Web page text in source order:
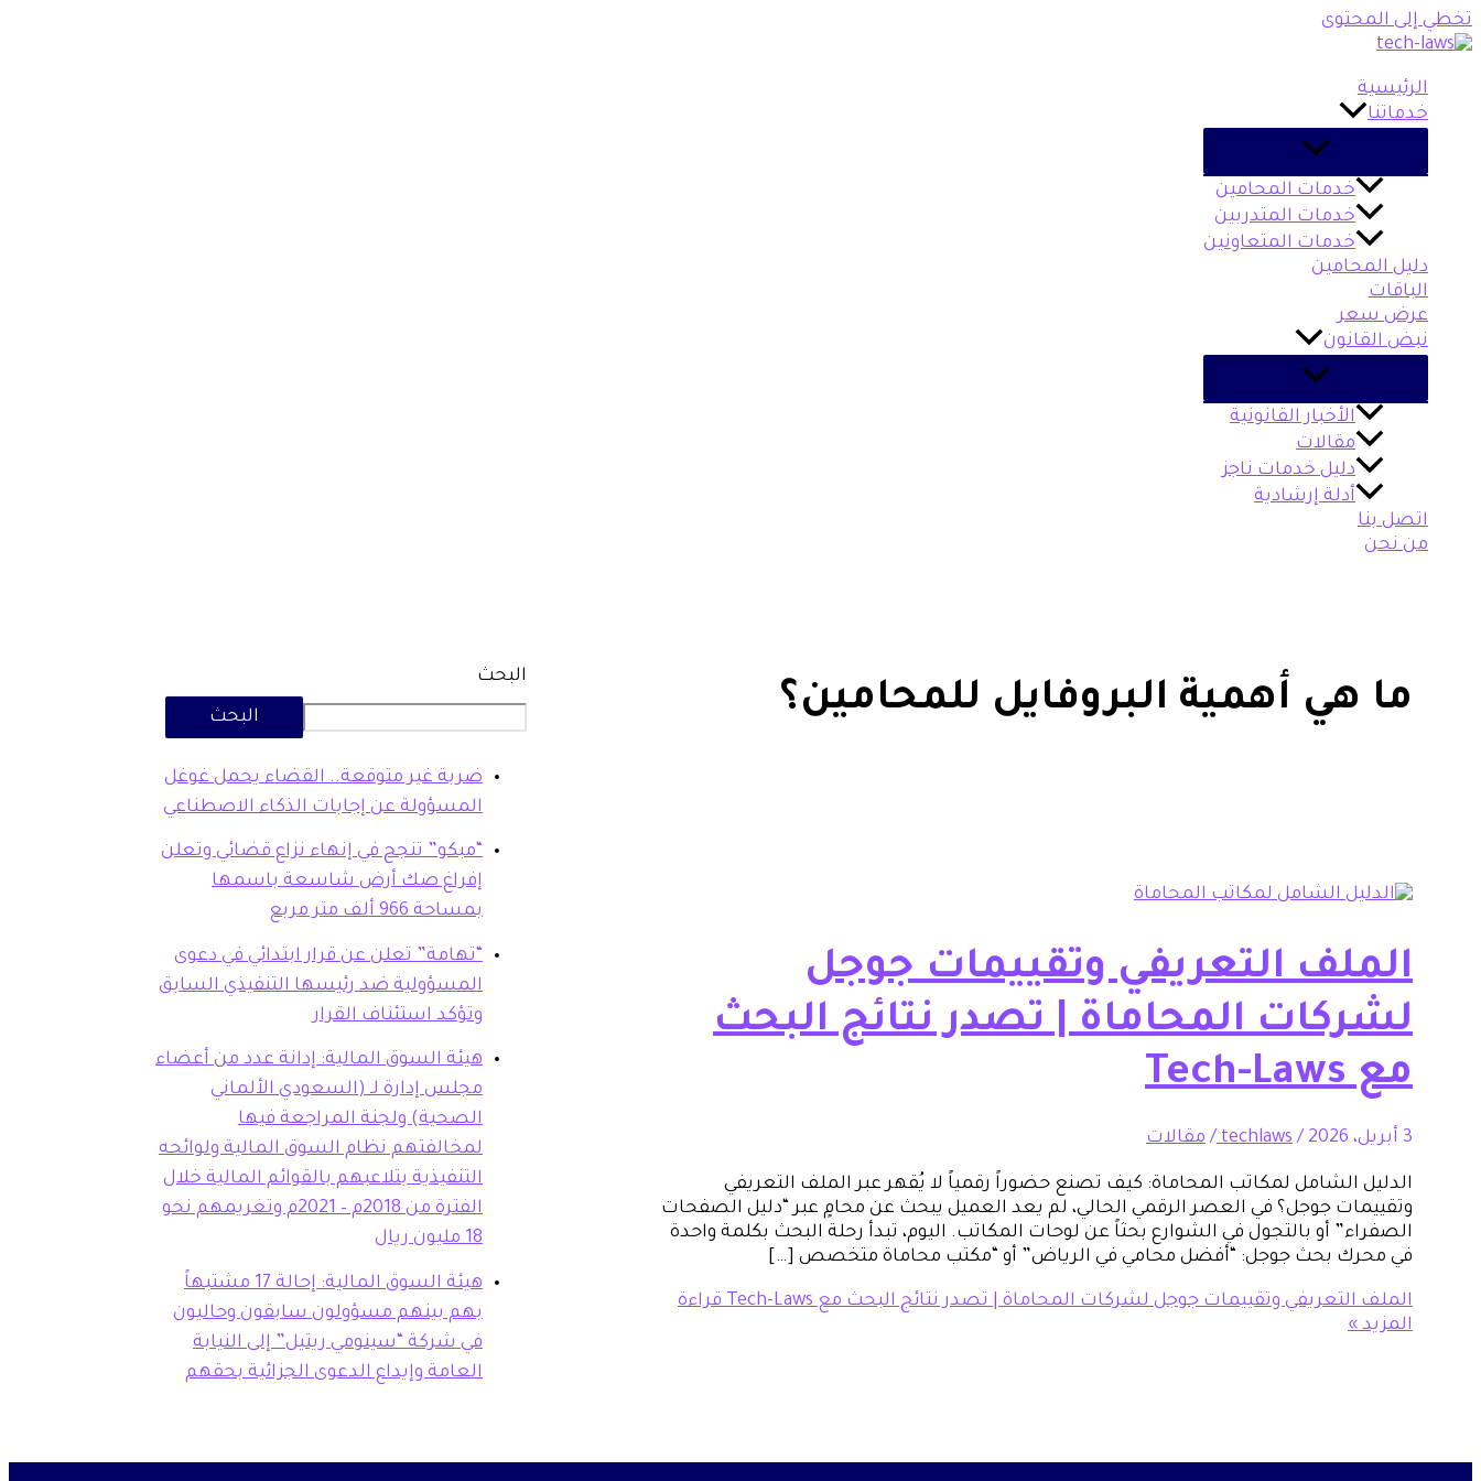
تخطي إلى المحتوى
الرئيسية
خدماتنا
خدمات المحامين
خدمات المتدربين
خدمات المتعاونين
دليل المحامين
الباقات
عرض سعر
نبض القانون
الأخبار القانونية
مقالات
دليل خدمات ناجز
أدلة إرشادية
اتصل بنا
من نحن
ما هي أهمية البروفايل للمحامين؟
الملف التعريفي وتقييمات جوجل
لشركات المحاماة | تصدر نتائج البحث
مع Tech-Laws
3 أبريل، 2026 /
techlaws
/مقالات
الدليل الشامل لمكاتب المحاماة: كيف تصنع حضوراً رقمياً لا يُقهر عبر الملف التعريفي
وتقييمات جوجل؟ في العصر الرقمي الحالي، لم يعد العميل يبحث عن محامٍ عبر “دليل الصفحات
الصفراء” أو بالتجول في الشوارع بحثاً عن لوحات المكاتب. اليوم، تبدأ رحلة البحث بكلمة واحدة
في محرك بحث جوجل: “أفضل محامي في الرياض” أو “مكتب محاماة متخصص […]
الملف التعريفي وتقييمات جوجل لشركات المحاماة | تصدر نتائج البحث مع Tech-Laws
قراءة
المزيد »
البحث
البحث
ضربة غير متوقعة.. القضاء يحمل غوغل
المسؤولة عن إجابات الذكاء الاصطناعي
“مبكو” تنجح في إنهاء نزاع قضائي وتعلن
إفراغ صك أرض شاسعة باسمها
بمساحة 966 ألف متر مربع
“تهامة” تعلن عن قرار ابتدائي في دعوى
المسؤولية ضد رئيسها التنفيذي السابق
وتؤكد استئناف القرار
هيئة السوق المالية: إدانة عدد من أعضاء
مجلس إدارة لـ (السعودي الألماني
الصحية) ولجنة المراجعة فيها
لمخالفتهم نظام السوق المالية ولوائحه
التنفيذية بتلاعبهم بالقوائم المالية خلال
الفترة من 2018م – 2021م وتغريمهم نحو
18 مليون ريال
هيئة السوق المالية: إحالة 17 مشتبهاً
بهم بينهم مسؤولون سابقون وحاليون
في شركة “سينومي ريتيل” إلى النيابة
العامة وإيداع الدعوى الجزائية بحقهم